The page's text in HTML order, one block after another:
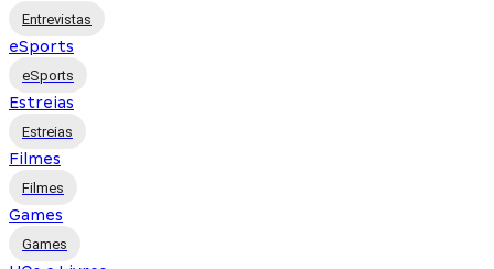
Entrevistas
eSports
eSports
Estreias
Estreias
Filmes
Filmes
Games
Games